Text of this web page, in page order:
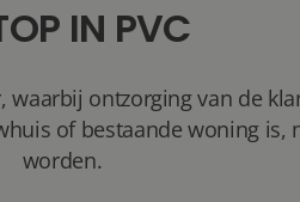
IN PVC
waarbij ontzorging van de
of bestaande woning is,
worden.